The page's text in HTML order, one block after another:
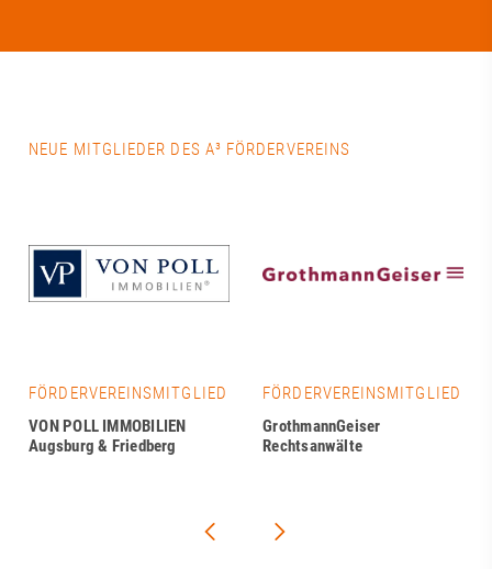
NEUE MITGLIEDER DES A³ FÖRDERVEREINS
FÖRDERVEREINSMITGLIED
VON POLL IMMOBILIEN
Augsburg & Friedberg
FÖRDERVEREINSMITGLIED
GrothmannGeiser
Rechtsanwälte